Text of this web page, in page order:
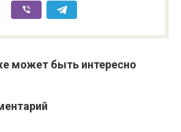
может быть интересно